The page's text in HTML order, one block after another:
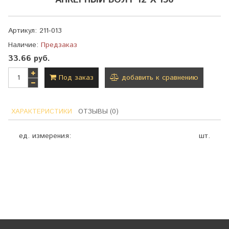
Артикул: 211-013
Наличие: Предзаказ
33.66 руб.
Под заказ добавить к сравнению
ХАРАКТЕРИСТИКИ ОТЗЫВЫ (0)
ед. измерения: шт.